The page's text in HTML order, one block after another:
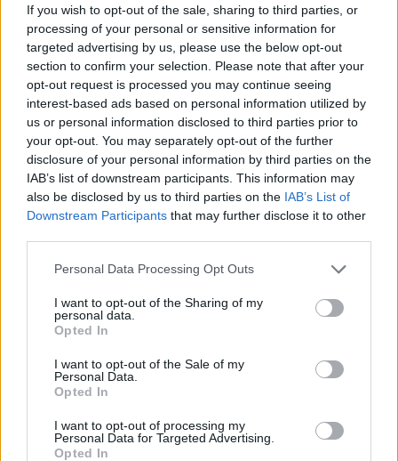
If you wish to opt-out of the sale, sharing to third parties, or
processing of your personal or sensitive information for
targeted advertising by us, please use the below opt-out
section to confirm your selection. Please note that after your
opt-out request is processed you may continue seeing
interest-based ads based on personal information utilized by
us or personal information disclosed to third parties prior to
your opt-out. You may separately opt-out of the further
disclosure of your personal information by third parties on the
IAB’s list of downstream participants. This information may
also be disclosed by us to third parties on the IAB’s List of
Downstream Participants that may further disclose it to other
Personal Data Processing Opt Outs
I want to opt-out of the Sharing of my
personal data.
Opted In
I want to opt-out of the Sale of my
Personal Data.
Opted In
I want to opt-out of processing my
Personal Data for Targeted Advertising.
Opted In
“Il club ha compiuto passi enormi negli ultimi anni e sono
orgoglioso di essere parte di questo percorso. Il nostro
proprietario è estremamente ambizioso e gli sono grato per
la fiducia che ha dimostrato in me e nel progetto. Il futuro è
davvero entusiasmante.I tifosi di questo club sono
speciali e mi hanno sostenuto dal giorno in cui sono
Non vediamo l’ora di avere quelle notti europee al The
City Ground e come squadra vogliamo creare più ricordi
per tutti coloro che sono legati al Forest”
Parole che trovano piena sintonia con quanto dichiarato
daEvangelos Marinakis, proprietario del Forest: “Il
speciali. Neco incarna perfettamente questa filosofia ed è
una pedina fondamentale della nostra squadra”.